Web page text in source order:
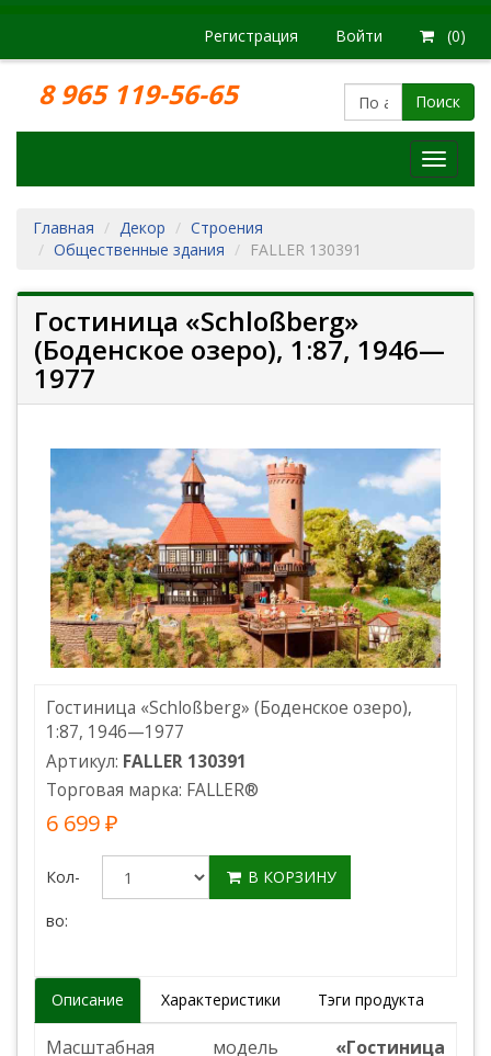
Регистрация Войти (0)
8 965 119-56-65 Поиск
Модели
Главная
Декор
Строения
Общественные здания
FALLER 130391
Гостиница «Schloßberg»
(Боденское озеро), 1:87, 1946—
1977
Гостиница «Schloßberg» (Боденское озеро),
1:87, 1946—1977
Артикул: FALLER 130391
Торговая марка: FALLER®
6 699 ₽
Кол-
во:
В КОРЗИНУ
Описание Характеристики Тэги продукта
Масштабная модель «Гостиница